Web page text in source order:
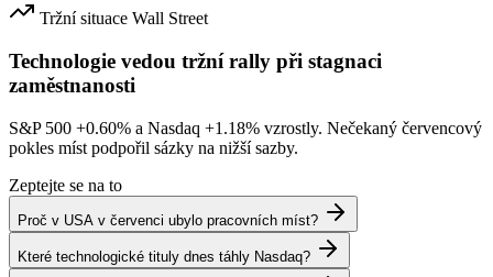
Tržní situace Wall Street
Technologie vedou tržní rally při stagnaci
zaměstnanosti
S&P 500 +0.60% a Nasdaq +1.18% vzrostly. Nečekaný červencový
pokles míst podpořil sázky na nižší sazby.
Zeptejte se na to
Proč v USA v červenci ubylo pracovních míst?
Které technologické tituly dnes táhly Nasdaq?